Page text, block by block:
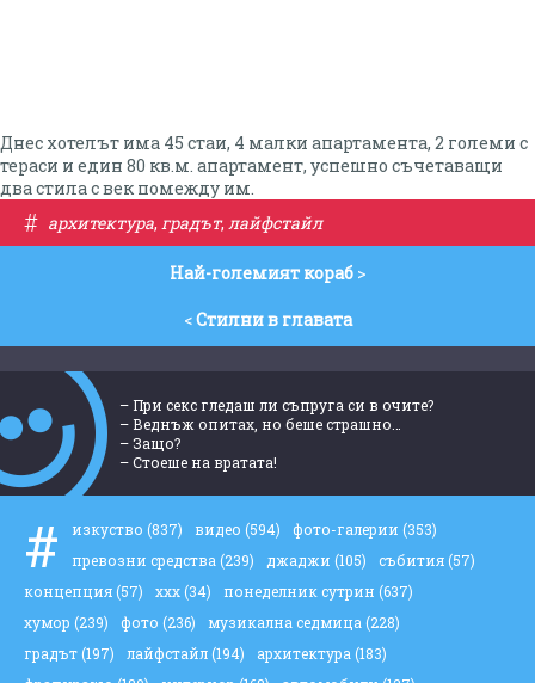
Днес хотелът има 45 стаи, 4 малки апартамента, 2 големи с
тераси и един 80 кв.м. апартамент, успешно съчетаващи
два стила с век помежду им.
# архитектура, градът, лайфстайл
Най-големият кораб>
<Стилни в главата
– При секс гледаш ли съпруга си в очите?
– Веднъж опитах, но беше страшно…
– Защо?
– Стоеше на вратата!
# изкуство (837) видео (594) фото-галерии (353)
превозни средства (239) джаджи (105) събития(57)
концепция(57) ххх(34) понеделник сутрин (637)
хумор (239) фото (236) музикална седмица (228)
градът(197) лайфстайл(194) архитектура (183)